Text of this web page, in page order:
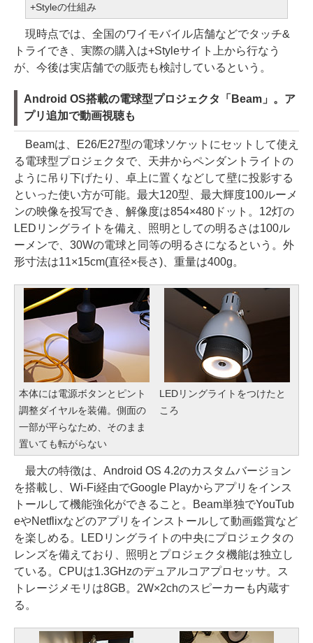
+Styleの仕組み
現時点では、全国のワイモバイル店舗などでタッチ&
トライでき、実際の購入は+Styleサイト上から行なう
が、今後は実店舗での販売も検討しているという。
Android OS搭載の電球型プロジェクタ「Beam」。ア
プリ追加で動画視聴も
Beamは、E26/E27型の電球ソケットにセットして使え
る電球型プロジェクタで、天井からペンダントライトの
ように吊り下げたり、卓上に置くなどして壁に投影する
といった使い方が可能。最大120型、最大輝度100ルーメ
ンの映像を投写でき、解像度は854×480ドット。12灯の
LEDリングライトを備え、照明としての明るさは100ル
ーメンで、30Wの電球と同等の明るさになるという。外
形寸法は11×15cm(直径×長さ)、重量は400g。
本体には電源ボタンとピント
調整ダイヤルを装備。側面の
一部が平らなため、そのまま
置いても転がらない
LEDリングライトをつけたと
ころ
最大の特徴は、Android OS 4.2のカスタムバージョン
を搭載し、Wi-Fi経由でGoogle Playからアプリをインス
トールして機能強化ができること。Beam単独でYouTub
eやNetflixなどのアプリをインストールして動画鑑賞など
を楽しめる。LEDリングライトの中央にプロジェクタの
レンズを備えており、照明とプロジェクタ機能は独立し
ている。CPUは1.3GHzのデュアルコアプロセッサ。ス
トレージメモリは8GB。2W×2chのスピーカーも内蔵す
る。